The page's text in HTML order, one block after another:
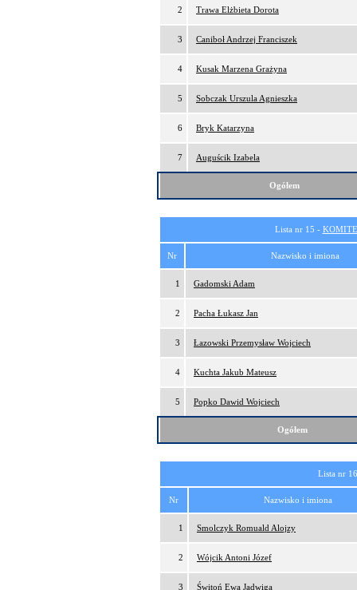
2 Trawa Elżbieta Dorota
3 Caniboł Andrzej Franciszek
4 Kusak Marzena Grażyna
5 Sobczak Urszula Agnieszka
6 Bryk Katarzyna
7 Auguścik Izabela
Ogółem
Lista nr 15 -
Nr Nazwisko i imiona
1 Gadomski Adam
2 Pacha Łukasz Jan
3 Łazowski Przemysław Wojciech
4 Kuchta Jakub Mateusz
5 Popko Dawid Wojciech
Ogółem
Lista nr
Nr Nazwisko i imiona
1 Smolczyk Romuald Alojzy
2 Wójcik Antoni Józef
3 Świtoń Ewa Jadwiga